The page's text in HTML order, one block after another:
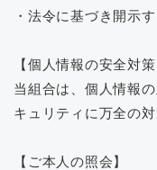
・法令に基づき開示
【個人情報の安全対策
当組合は、個人情報
キュリティに万全の
【ご本人の照会】